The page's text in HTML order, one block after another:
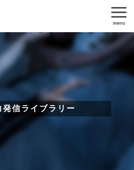
menu
発信ライブラリー